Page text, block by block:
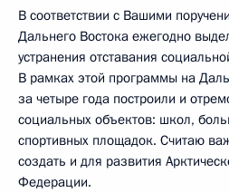
В соответствии с Вашими
Дальнего Востока ежегодно
устранения отставания
В рамках этой программы на
за четыре года построили и
социальных объектов: школ,
спортивных площадок. Считаю
создать и для развития
Федерации.